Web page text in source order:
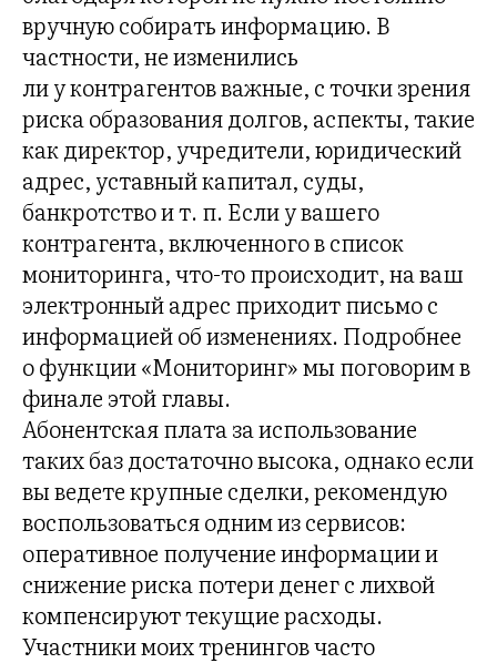
вручную собирать информацию. В
частности, не изменились
ли у контрагентов важные, с точки зрения
риска образования долгов, аспекты, такие
как директор, учредители, юридический
адрес, уставный капитал, суды,
банкротство и т. п. Если у вашего
контрагента, включенного в список
мониторинга, что-то происходит, на ваш
электронный адрес приходит письмо с
информацией об изменениях. Подробнее
о функции «Мониторинг» мы поговорим в
финале этой главы.
Абонентская плата за использование
таких баз достаточно высока, однако если
вы ведете крупные сделки, рекомендую
воспользоваться одним из сервисов:
оперативное получение информации и
снижение риска потери денег с лихвой
компенсируют текущие расходы.
Участники моих тренингов часто